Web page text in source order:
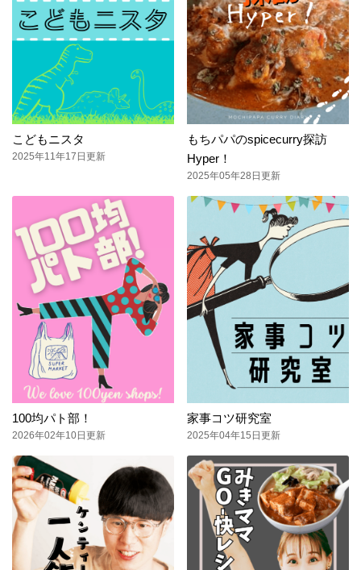
こどもニスタ
2025年11年17日更新
もちパパのspicecurry探訪
Hyper！
2025年05年28日更新
100均パト部！
2026年02年10日更新
家事コツ研究室
2025年04年15日更新